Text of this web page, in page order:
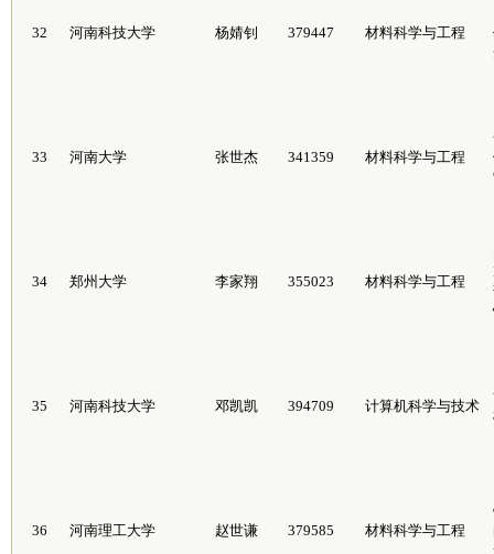
32 河南科技大学 杨婧钊 379447 材料科学与工程
33 河南大学 张世杰 341359 材料科学与工程
34 郑州大学 李家翔 355023 材料科学与工程
35 河南科技大学 邓凯凯 394709 计算机科学与技术
36 河南理工大学 赵世谦 379585 材料科学与工程